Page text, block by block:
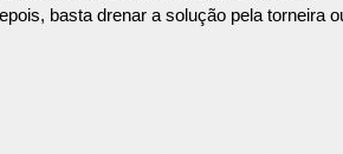
basta drenar a solução pela torneira